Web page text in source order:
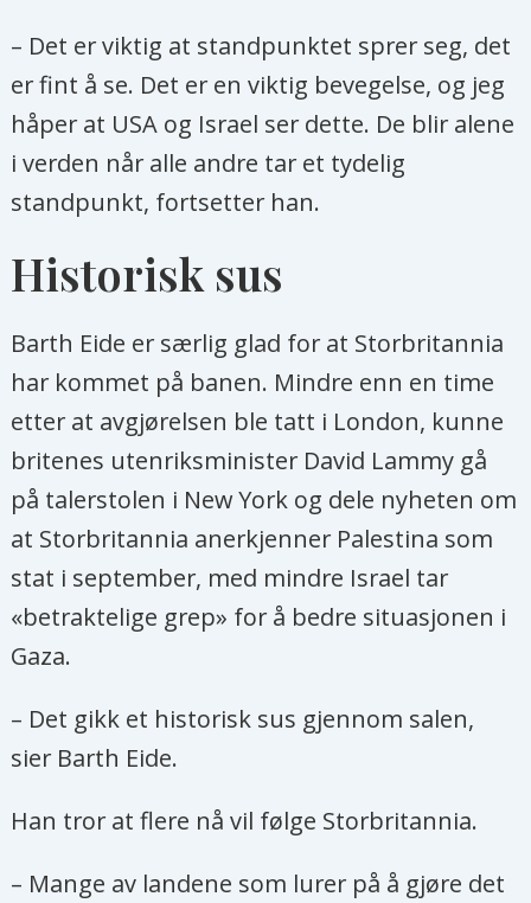
– Det er viktig at standpunktet sprer seg, det
er fint å se. Det er en viktig bevegelse, og jeg
håper at USA og Israel ser dette. De blir alene
i verden når alle andre tar et tydelig
standpunkt, fortsetter han.
Historisk sus
Barth Eide er særlig glad for at Storbritannia
har kommet på banen. Mindre enn en time
etter at avgjørelsen ble tatt i London, kunne
britenes utenriksminister David Lammy gå
på talerstolen i New York og dele nyheten om
at Storbritannia anerkjenner Palestina som
stat i september, med mindre Israel tar
«betraktelige grep» for å bedre situasjonen i
Gaza.
– Det gikk et historisk sus gjennom salen,
sier Barth Eide.
Han tror at flere nå vil følge Storbritannia.
– Mange av landene som lurer på å gjøre det